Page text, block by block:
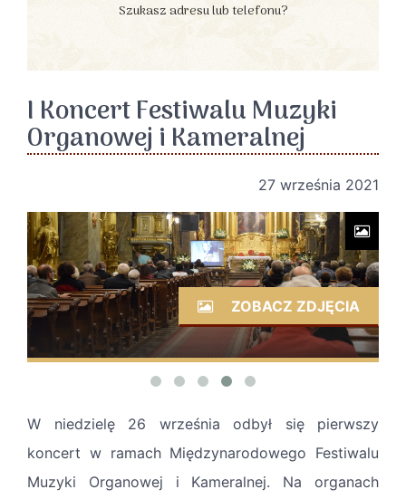
Szukasz adresu lub telefonu?
I Koncert Festiwalu Muzyki
Organowej i Kameralnej
27 września 2021
ZOBACZ ZDJĘCIA
W niedzielę 26 września odbył się pierwszy
koncert w ramach Międzynarodowego Festiwalu
Muzyki Organowej i Kameralnej. Na organach